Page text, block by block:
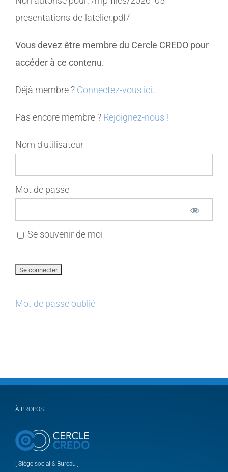
MEMBRES
CONTACT
presentations-de-latelier.pdf/
Vous devez être membre du Cercle CREDO pour
accéder à ce contenu.
Déjà membre ? Connectez-vous ici.
Pas encore membre ? Rejoignez-nous !
Nom d'utilisateur
Mot de passe
Se souvenir de moi
Mot de passe oublié
À PROPOS
[ Siège social & Bureau ]